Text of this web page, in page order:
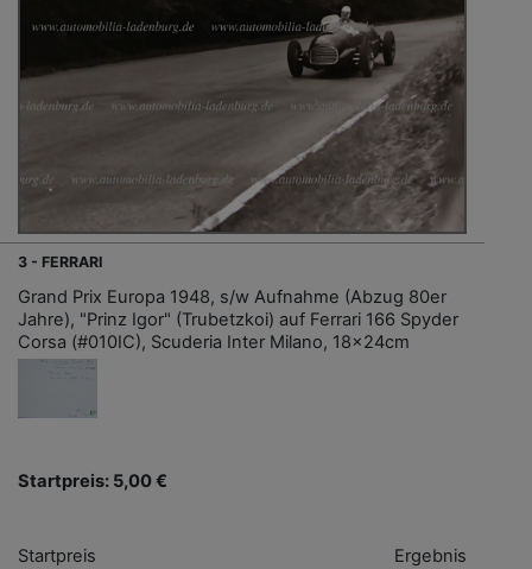
3 - FERRARI
Grand Prix Europa 1948, s/w Aufnahme (Abzug 80er
Jahre), "Prinz Igor" (Trubetzkoi) auf Ferrari 166 Spyder
Corsa (#010IC), Scuderia Inter Milano, 18x24cm
Startpreis: 5,00 €
Startpreis Ergebnis